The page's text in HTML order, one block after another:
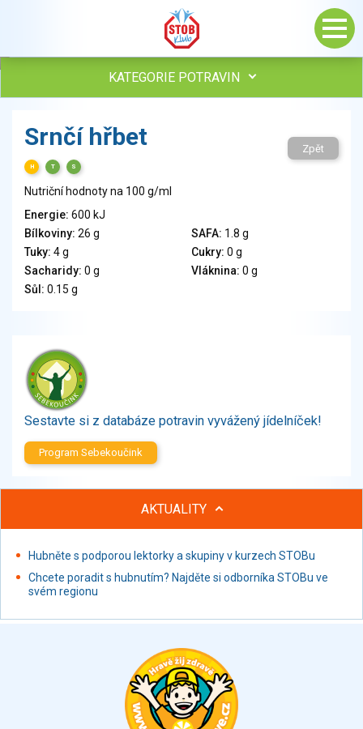
KATEGORIE POTRAVIN
Vejce
Mléko
Veganské a vegetariánské výrobky
Tuky
Obiloviny, mouka, cereální výrobky
Chléb, pečivo, křehké chleby, pufované výrobky
Ořechy, semena
Zelenina
Brambory, luštěniny, houby
Sladkosti, slané výrobky
Ochucovadla, přísady, sladidla
Proteinové výrobky, doplňky stravy
Nápoje alkoholické
Restaurace, jídelny, hotová jídla
Fastfood
Studená kuchyně, lahůdkářské výrobky
Srnčí hřbet
H T S
Zpět
Nutriční hodnoty na 100 g/ml
Energie: 600 kJ
Bílkoviny: 26 g SAFA: 1.8 g
Tuky: 4 g Cukry: 0 g
Sacharidy: 0 g Vláknina: 0 g
Sůl: 0.15 g
Sestavte si z databáze potravin vyvážený jídelníček!
Program Sebekoučink
AKTUALITY
Hubněte s podporou lektorky a skupiny v kurzech STOBu
Chcete poradit s hubnutím? Najděte si odborníka STOBu ve
svém regionu